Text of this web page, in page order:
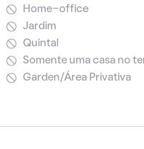
Home-office
Jardim
Quintal
Somente uma casa no
Garden/Área Privativa